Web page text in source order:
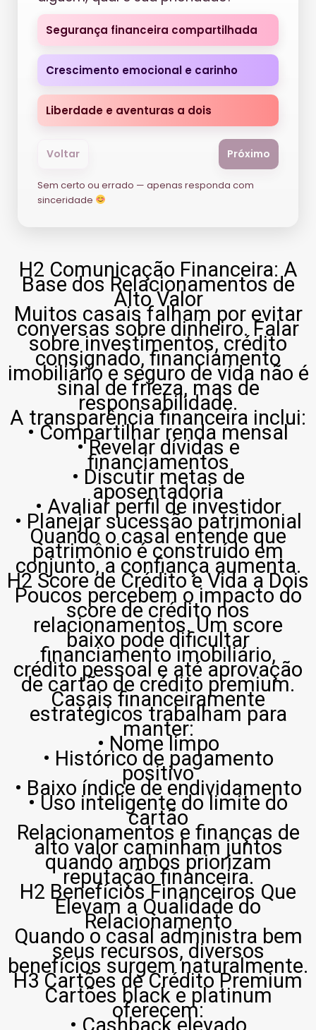
Segurança financeira compartilhada
Crescimento emocional e carinho
Liberdade e aventuras a dois
Voltar Próximo
Sem certo ou errado — apenas responda com
sinceridade
H2 Comunicação Financeira: A
Base dos Relacionamentos de
Alto Valor
Muitos casais falham por evitar
conversas sobre dinheiro. Falar
sobre investimentos, crédito
consignado, financiamento
imobiliário e seguro de vida não é
sinal de frieza, mas de
responsabilidade.
A transparência financeira inclui:
• Compartilhar renda mensal
• Revelar dívidas e
financiamentos
• Discutir metas de
aposentadoria
• Avaliar perfil de investidor
• Planejar sucessão patrimonial
Quando o casal entende que
patrimônio é construído em
conjunto, a confiança aumenta.
H2 Score de Crédito e Vida a Dois
Poucos percebem o impacto do
score de crédito nos
relacionamentos. Um score
baixo pode dificultar
financiamento imobiliário,
crédito pessoal e até aprovação
de cartão de crédito premium.
Casais financeiramente
estratégicos trabalham para
manter:
• Nome limpo
• Histórico de pagamento
positivo
• Baixo índice de endividamento
• Uso inteligente do limite do
cartão
Relacionamentos e finanças de
alto valor caminham juntos
quando ambos priorizam
reputação financeira.
H2 Benefícios Financeiros Que
Elevam a Qualidade do
Relacionamento
Quando o casal administra bem
seus recursos, diversos
benefícios surgem naturalmente.
H3 Cartões de Crédito Premium
Cartões black e platinum
oferecem:
• Cashback elevado